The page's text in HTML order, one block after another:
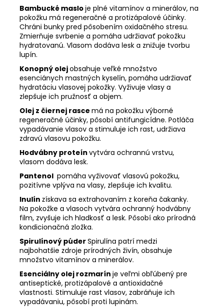
Bambucké maslo je plné vitamínov a minerálov, na
pokožku má regeneračné a protizápalové účinky.
Chráni bunky pred pôsobením oxidačného stresu.
Zmierňuje svrbenie a pomáha udržiavať pokožku
hydratovanú. Vlasom dodáva lesk a znižuje tvorbu
lupín.
Konopný olejobsahuje veľké množstvo
esenciánych mastných kyselín, pomáha udržiavať
hydratáciu vlasovej pokožky. Vyživuje vlasy a
zlepšuje ich pružnosť a objem.
Olej z čiernej rasce má na pokožku výborné
regeneračné účinky, pôsobí antifungicídne. Potláča
vypadávanie vlasov a stimuluje ich rast, udržiava
zdravú vlasovu pokožku.
Hodvábny proteín vytvára ochrannú vrstvu,
vlasom dodáva lesk.
Pantenol pomáha vyživovať vlasovú pokožku,
pozitívne vplýva na vlasy, zlepšuje ich kvalitu.
Inulín získava sa extrahovaním z koreňa čakanky.
Na pokožke a vlasoch vytvára ochranný hodvábny
film, zvyšuje ich hladkosť a lesk. Pôsobí ako prírodná
kondicionačná zložka.
Spirulínový púder Spirulína patrí medzi
najbohatšie zdroje prírodných živín, obsahuje
množstvo vitamínov a minerálov.
Esenciálny olej rozmarín je veľmi obľúbený pre
antiseptické, protizápalové a antioxidačné
vlastnosti. Stimuluje rast vlasov, zabráňuje ich
vypadávaniu, pôsobí proti lupinám.